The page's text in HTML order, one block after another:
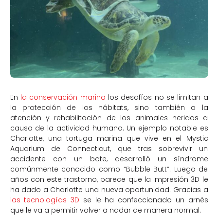
En la conservación marina los desafíos no se limitan a
la protección de los hábitats, sino también a la
atención y rehabilitación de los animales heridos a
causa de la actividad humana. Un ejemplo notable es
Charlotte, una tortuga marina que vive en el Mystic
Aquarium de Connecticut, que tras sobrevivir un
accidente con un bote, desarrolló un síndrome
comúnmente conocido como “Bubble Butt”. Luego de
años con este trastorno, parece que la impresión 3D le
ha dado a Charlotte una nueva oportunidad. Gracias a
las tecnologías 3D se le ha confeccionado un arnés
que le va a permitir volver a nadar de manera normal.